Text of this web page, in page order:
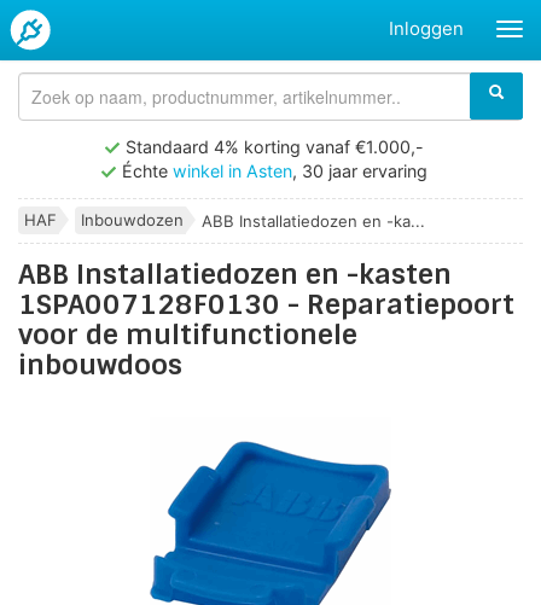
Inloggen
Standaard 4% korting vanaf €1.000,-
Échte winkel in Asten, 30 jaar ervaring
HAF Inbouwdozen ABB Installatiedozen en -ka...
ABB Installatiedozen en -kasten
1SPA007128F0130 - Reparatiepoort
voor de multifunctionele
inbouwdoos